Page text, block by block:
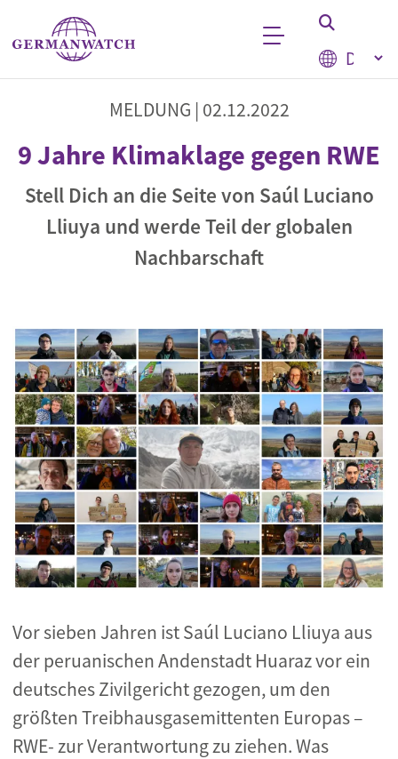
Direkt zum Inhalt
Select
StichwortsucheMELDUNG | 02.12.2022
9 Jahre Klimaklage gegen RWE
Stell Dich an die Seite von Saúl Luciano
Lliuya und werde Teil der globalen
Nachbarschaft
Vor sieben Jahren ist Saúl Luciano Lliuya aus
der peruanischen Andenstadt Huaraz vor ein
deutsches Zivilgericht gezogen, um den
größten Treibhausgasemittenten Europas –
RWE- zur Verantwortung zu ziehen. Was